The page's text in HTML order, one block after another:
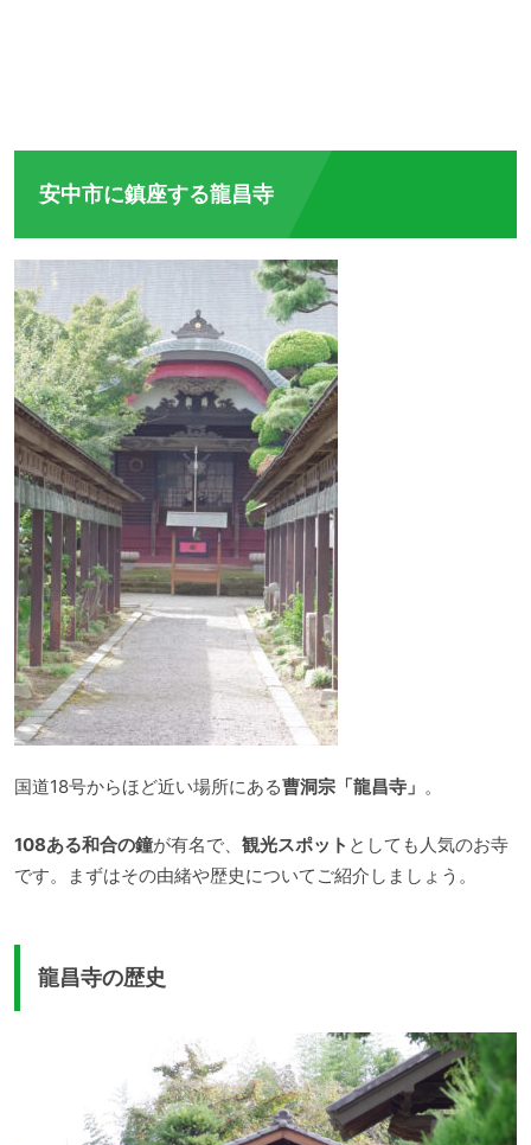
安中市に鎮座する龍昌寺
国道18号からほど近い場所にある曹洞宗「龍昌寺」 。
108ある和合の鐘が有名で、 観光スポット としても人気のお寺
です。まずはその由緒や歴史についてご紹介しましょう。
龍昌寺の歴史